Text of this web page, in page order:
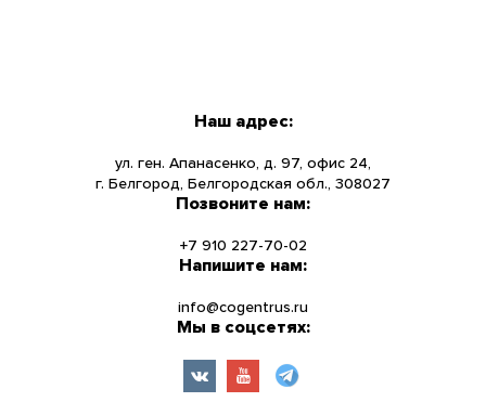
НОВОСТИ
УСЛУГИ
ИНФОРМАЦИЯ
КОНТАКТЫ
Наш адрес:
ул. ген. Апанасенко, д. 97, офис 24,
г. Белгород, Белгородская обл., 308027
Позвоните нам:
+7 910 227-70-02
Напишите нам:
info@cogentrus.ru
Мы в соцсетях: